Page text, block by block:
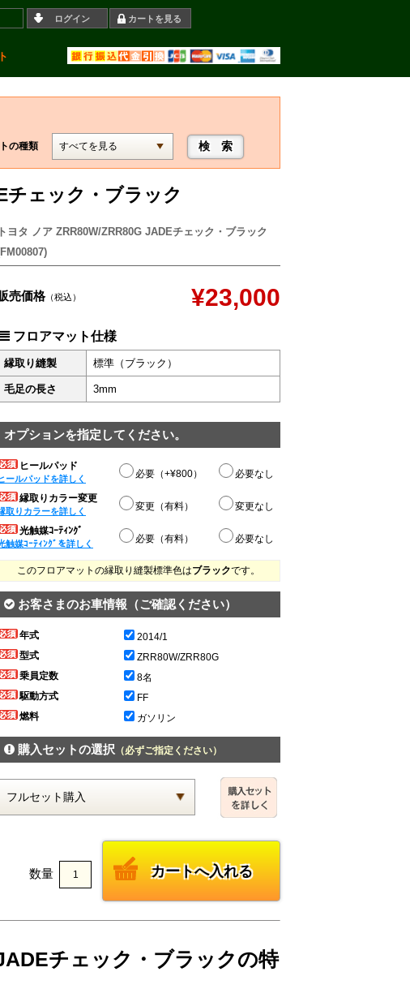
ログイン カートを見る
の種類
チェック・ブラック
トヨタ ノア ZRR80W/ZRR80G JADEチェック・ブラック
売価格（税込） ¥23,000
フロアマット仕様
縁取り縫製 標準（ブラック）
毛足の長さ 3mm
オプションを指定してください。
ヒールパッド
ールパッドを詳しく 必要（+¥800） 必要なし
縁取りカラー変更
取りカラーを詳しく 変更（有料） 変更なし
光触媒ｺｰﾃｨﾝｸﾞ
触媒ｺｰﾃｨﾝｸﾞを詳しく 必要（有料） 必要なし
このフロアマットの縁取り縫製標準色はブラックです。
お客さまのお車情報（ご確認ください）
年式
2014/1
型式
ZRR80W/ZRR80G
乗員定数
8名
駆動方式
FF
燃料
ガソリン
購入セットの選択（必ずご指定ください）
数量
チェック・ブラックの特